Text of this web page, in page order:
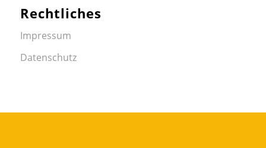
Rechtliches
Impressum
Datenschutz